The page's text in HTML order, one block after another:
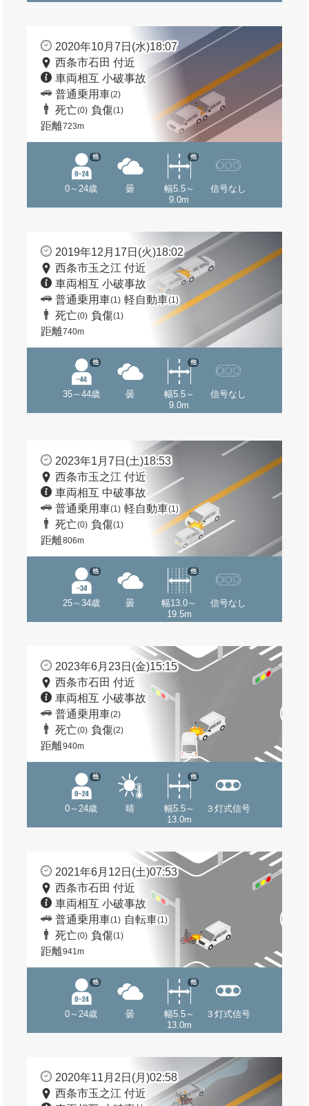
2020年10月7日(水)18:07
西条市石田 付近
車両相互 小破事故
普通乗用車(2)
死亡(0) 負傷(1)
距離723m
0～24歳
他
曇
幅5.5～
9.0m
他
信号なし
2019年12月17日(火)18:02
西条市玉之江 付近
車両相互 小破事故
普通乗用車(1) 軽自動車(1)
死亡(0) 負傷(1)
距離740m
35～44歳
他
曇
幅5.5～
9.0m
他
信号なし
2023年1月7日(土)18:53
西条市玉之江 付近
車両相互 中破事故
普通乗用車(1) 軽自動車(1)
死亡(0) 負傷(1)
距離806m
25～34歳
他
曇
幅13.0～
19.5m
他
信号なし
2023年6月23日(金)15:15
西条市石田 付近
車両相互 小破事故
普通乗用車(2)
死亡(0) 負傷(2)
距離940m
0～24歳
他
晴
幅5.5～
13.0m
他
３灯式信号
2021年6月12日(土)07:53
西条市石田 付近
車両相互 小破事故
普通乗用車(1) 自転車(1)
死亡(0) 負傷(1)
距離941m
0～24歳
他
曇
幅5.5～
13.0m
他
３灯式信号
2020年11月2日(月)02:58
西条市玉之江 付近